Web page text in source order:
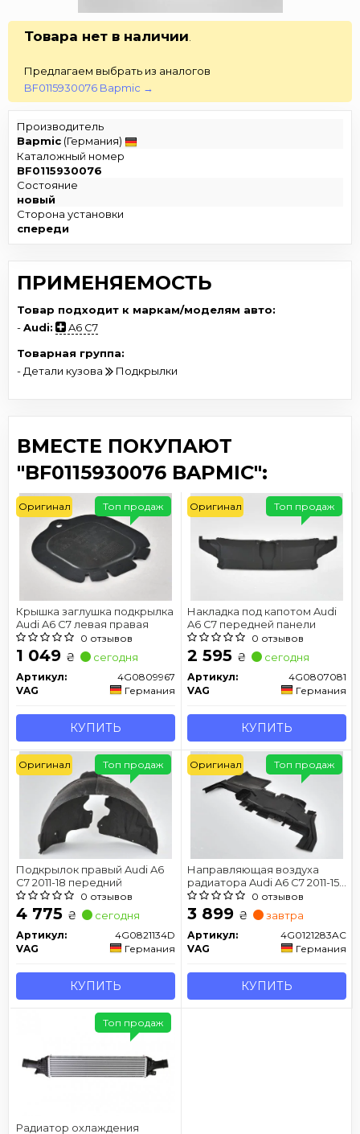
Товара нет в наличии
Предлагаем выбрать из аналогов
BF0115930076 Bapmic →
Производитель
Bapmic (Германия)
Каталожный номер
BF0115930076
Состояние
новый
Сторона установки
спереди
ПРИМЕНЯЕМОСТЬ
Товар подходит к маркам/моделям авто:
-Audi:
A6 C7
Товарная группа:
- Детали кузова
Подкрылки
ВМЕСТЕ ПОКУПАЮТ
"BF0115930076 BAPMIC":
Крышка заглушка подкрылка
Audi A6 C7 левая правая
0 отзывов
1 049 ₴ сегодня
Артикул:
4G0809967
VAG
Германия
КУПИТЬ
Топ продаж
Оригинал
Накладка под капотом Audi
A6 C7 передней панели
0 отзывов
2 595 ₴ сегодня
Артикул:
4G0807081
VAG
Германия
КУПИТЬ
Топ продаж
Оригинал
Подкрылок правый Audi A6
C7 2011-18 передний
0 отзывов
4 775 ₴ сегодня
Артикул:
4G0821134D
VAG
Германия
КУПИТЬ
Топ продаж
Оригинал
Направляющая воздуха
радиатора Audi A6 C7 2011-15
левый воздуховод
0 отзывов
3 899 ₴ завтра
Артикул:
4G0121283AC
VAG
Германия
КУПИТЬ
Топ продаж
Оригинал
Радиатор охлаждения
Топ продаж